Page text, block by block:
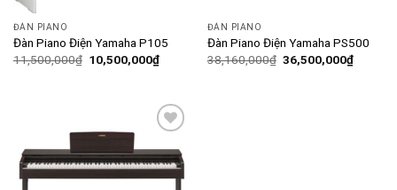
ĐÀN PIANO
Đàn Piano Điện Yamaha P105
11,500,000₫ 10,500,000₫
ĐÀN PIANO
Đàn Piano Điện Yamaha PS500
38,160,000₫ 36,500,000₫
wishlist